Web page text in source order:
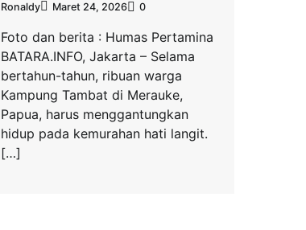
Ronaldy Maret 24, 2026 0
Foto dan berita : Humas Pertamina
BATARA.INFO, Jakarta – Selama
bertahun-tahun, ribuan warga
Kampung Tambat di Merauke,
Papua, harus menggantungkan
hidup pada kemurahan hati langit.
[…]